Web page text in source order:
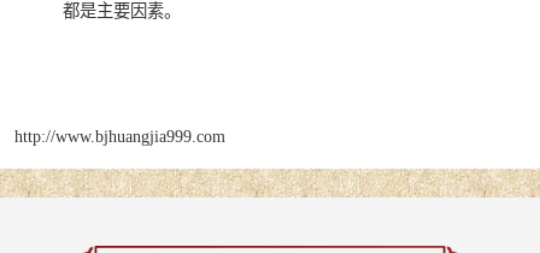
都是主要因素。
http://www.bjhuangjia999.com